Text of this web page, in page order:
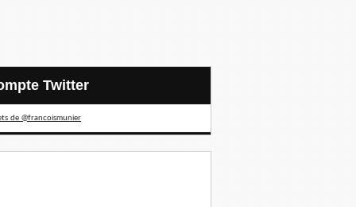
Twitter
de @francoismunier